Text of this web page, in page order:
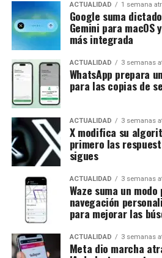
ACTUALIDAD 1 semana
Google suma
Gemini para macOS
más integrada
ACTUALIDAD 3 semanas
WhatsApp prepara
para las copias de
ACTUALIDAD 3 semanas
X modifica su
primero las
sigues
ACTUALIDAD 3 semanas
Waze suma un
navegación
para mejorar las
ACTUALIDAD 3 semanas
Meta dio marcha